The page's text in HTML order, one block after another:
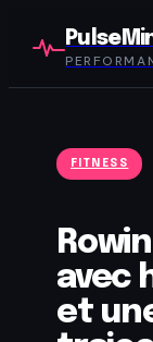
FITNESS
avec
et